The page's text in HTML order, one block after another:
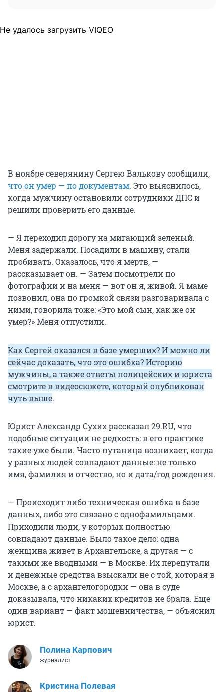
Не удалось загрузить VIQEO
В ноябре северянину Сергею Валькову сообщили,
что он умер — по документам. Это выяснилось,
когда мужчину остановили сотрудники ДПС и
решили проверить его данные.
— Я переходил дорогу на мигающий зеленый.
Меня задержали. Посадили в машину, стали
пробивать. Оказалось, что я мертв, —
рассказывает он. — Затем посмотрели по
фотографии и на меня — вот он я, живой. Я маме
позвонил, она по громкой связи разговаривала с
ними, говорила тоже: «Это мой сын, как же он
умер?» Меня отпустили.
Как Сергей оказался в базе умерших? И можно ли
сейчас доказать, что это ошибка? Историю
мужчины, а также ответы полицейских и юриста
смотрите в видеосюжете, который опубликован
чуть выше.
Юрист Александр Сухих рассказал 29.RU, что
подобные ситуации не редкость: в его практике
такие уже были. Часто путаница возникает, когда
у разных людей совпадают данные: не только
имя, фамилия и отчество, но и дата/год рождения.
— Происходит либо техническая ошибка в базе
данных, либо это связано с однофамильцами.
Приходили люди, у которых полностью
совпадают данные. Было такое дело: одна
женщина живет в Архангельске, а другая — с
такими же вводными — в Москве. Их перепутали
и денежные средства взыскали не с той, которая в
Москве, а с архангелогородки — она в суде
доказывала, что никаких кредитов не брала. Еще
один вариант — факт мошенничества, — объяснил
юрист.
Полина Карпович
журналист
Кристина Полевая